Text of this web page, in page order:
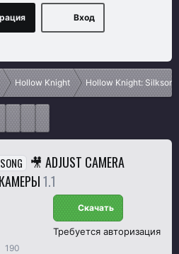
Вход
Hollow Knight Hollow Knight: Silksong
🎥 ADJUST CAMERA
1.1
Скачать
Требуется авторизация
П
190